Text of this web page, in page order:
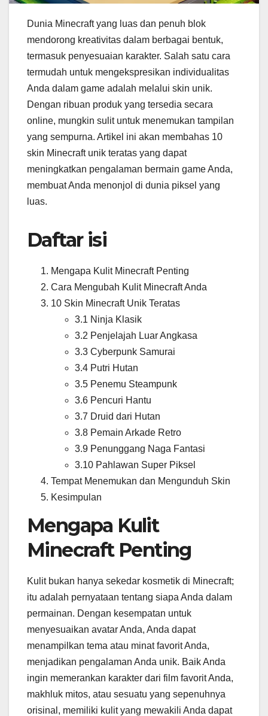
Dunia Minecraft yang luas dan penuh blok
mendorong kreativitas dalam berbagai bentuk,
termasuk penyesuaian karakter. Salah satu cara
termudah untuk mengekspresikan individualitas
Anda dalam game adalah melalui skin unik.
Dengan ribuan produk yang tersedia secara
online, mungkin sulit untuk menemukan tampilan
yang sempurna. Artikel ini akan membahas 10
skin Minecraft unik teratas yang dapat
meningkatkan pengalaman bermain game Anda,
membuat Anda menonjol di dunia piksel yang
luas.
Daftar isi
Mengapa Kulit Minecraft Penting
Cara Mengubah Kulit Minecraft Anda
10 Skin Minecraft Unik Teratas
3.1 Ninja Klasik
3.2 Penjelajah Luar Angkasa
3.3 Cyberpunk Samurai
3.4 Putri Hutan
3.5 Penemu Steampunk
3.6 Pencuri Hantu
3.7 Druid dari Hutan
3.8 Pemain Arkade Retro
3.9 Penunggang Naga Fantasi
3.10 Pahlawan Super Piksel
Tempat Menemukan dan Mengunduh Skin
Kesimpulan
Mengapa Kulit
Minecraft Penting
Kulit bukan hanya sekedar kosmetik di Minecraft;
itu adalah pernyataan tentang siapa Anda dalam
permainan. Dengan kesempatan untuk
menyesuaikan avatar Anda, Anda dapat
menampilkan tema atau minat favorit Anda,
menjadikan pengalaman Anda unik. Baik Anda
ingin memerankan karakter dari film favorit Anda,
makhluk mitos, atau sesuatu yang sepenuhnya
orisinal, memiliki kulit yang mewakili Anda dapat